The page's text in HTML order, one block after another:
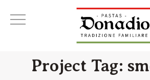
Project Tag: